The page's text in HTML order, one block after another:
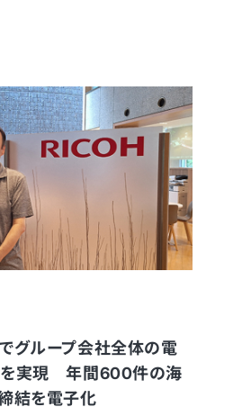
グループ会社全体の電
を実現 年間600件の海
結を電子化